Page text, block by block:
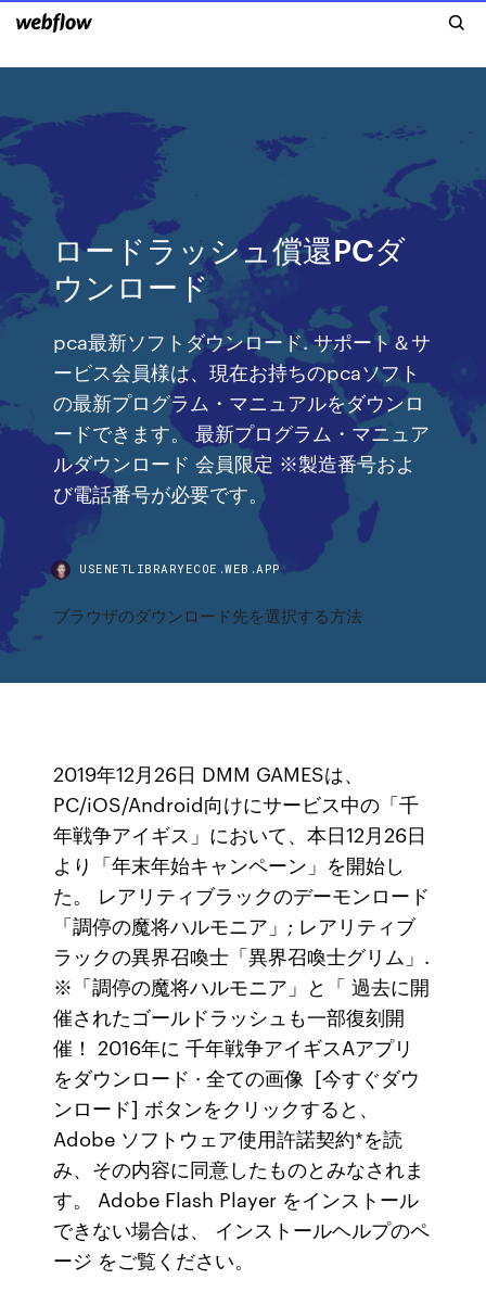
ロードラッシュ償還PCダ
ウンロード
pca最新ソフトダウンロード. サポート＆サ
ービス会員様は、現在お持ちのpcaソフト
の最新プログラム・マニュアルをダウンロ
ードできます。 最新プログラム・マニュア
ルダウンロード 会員限定 ※製造番号およ
び電話番号が必要です。
USENETLIBRARYECOE.WEB.APP
ブラウザのダウンロード先を選択する方法
2019年12月26日 DMM GAMESは、
PC/iOS/Android向けにサービス中の「千
年戦争アイギス」において、本日12月26日
より「年末年始キャンペーン」を開始し
た。 レアリティブラックのデーモンロード
「調停の魔将ハルモニア」; レアリティブ
ラックの異界召喚士「異界召喚士グリム」.
※「調停の魔将ハルモニア」と「 過去に開
催されたゴールドラッシュも一部復刻開
催！ 2016年に 千年戦争アイギスAアプリ
をダウンロード · 全ての画像 [今すぐダウ
ンロード] ボタンをクリックすると、
Adobe ソフトウェア使用許諾契約*を読
み、その内容に同意したものとみなされま
す。 Adobe Flash Player をインストール
できない場合は、 インストールヘルプのペ
ージ をご覧ください。